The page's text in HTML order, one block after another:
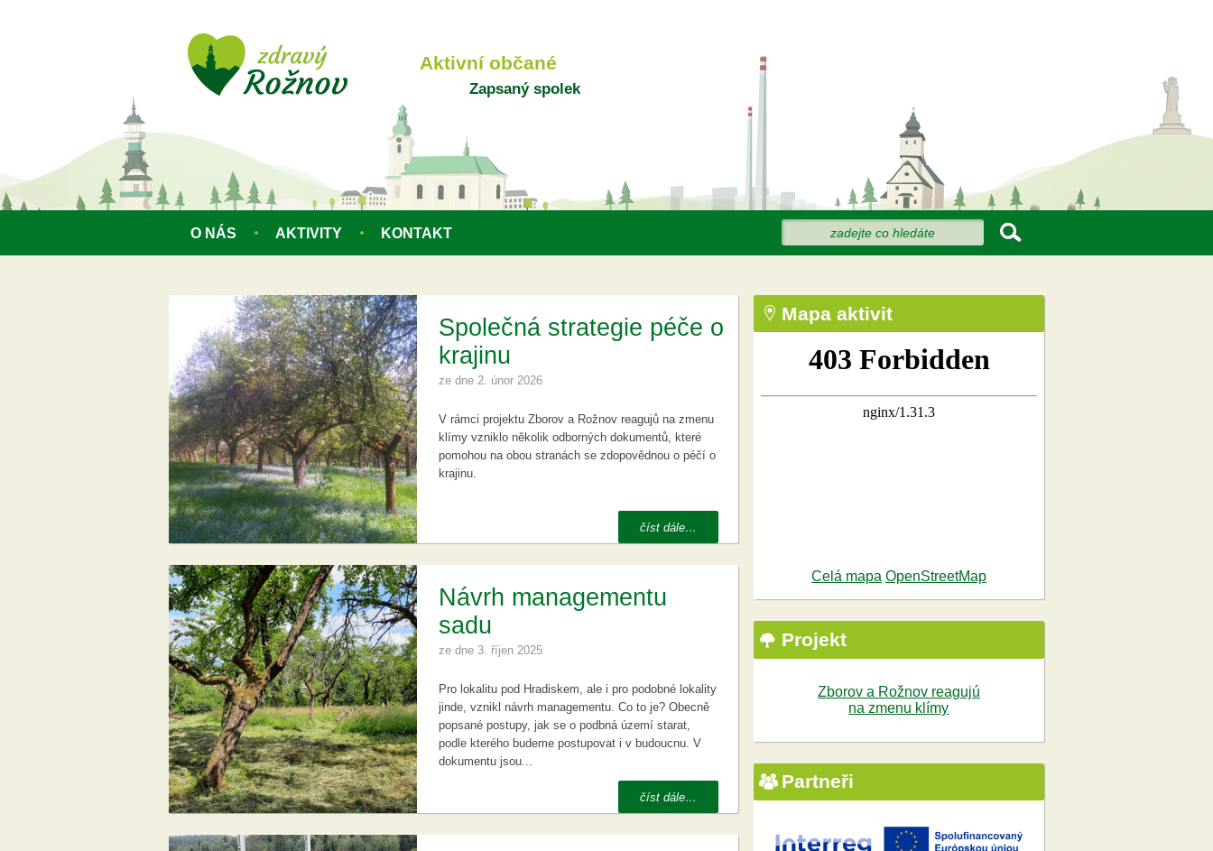
Aktivní občané
Zapsaný spolek
O NÁS AKTIVITY KONTAKT
Vyhledávání
Hledat
Společná strategie péče o
krajinu
ze dne 2. únor 2026
V rámci projektu Zborov a Rožnov reagujů na zmenu
klímy vzniklo několik odborných dokumentů, které
pomohou na obou stranách se zdopovědnou o péčí o
krajinu.
číst dále…
Návrh managementu
sadu
ze dne 3. říjen 2025
Pro lokalitu pod Hradiskem, ale i pro podobné lokality
jinde, vznikl návrh managementu. Co to je? Obecně
popsané postupy, jak se o podbná území starat,
podle kterého budeme postupovat i v budoucnu. V
dokumentu jsou...
číst dále…
Mapa aktivit
Celá mapa OpenStreetMap
Projekt
Zborov a Rožnov reagujú
na zmenu klímy
Partneři